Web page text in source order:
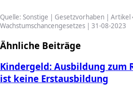
Quelle: Sonstige | Gesetzvorhaben | Artikel
Wachstumschancengesetzes | 31-08-2023
Ähnliche Beiträge
Kindergeld: Ausbildung zum
ist keine Erstausbildung